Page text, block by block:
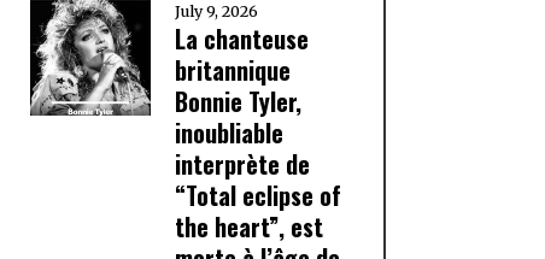
July 9, 2026
La chanteuse
britannique
Bonnie Tyler,
inoubliable
interprète de
“Total eclipse of
the heart”, est